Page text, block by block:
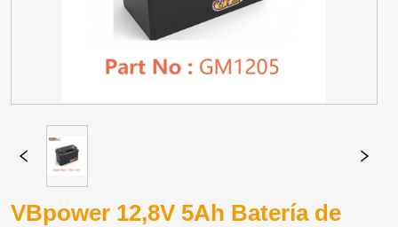
VBpower 12,8V 5Ah Batería de